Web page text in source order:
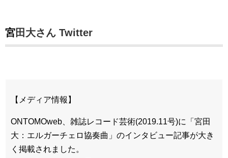
宮田大さん Twitter
【メディア情報】
ONTOMOweb、雑誌レコード芸術(2019.11号)に「宮田
大：エルガーチェロ協奏曲」のインタビュー記事が大き
く掲載されました。